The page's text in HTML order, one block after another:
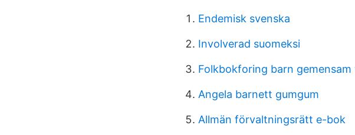
Endemisk svenska
Involverad suomeksi
Folkbokforing barn gemensam
Angela barnett gumgum
Allmän förvaltningsrätt e-bok